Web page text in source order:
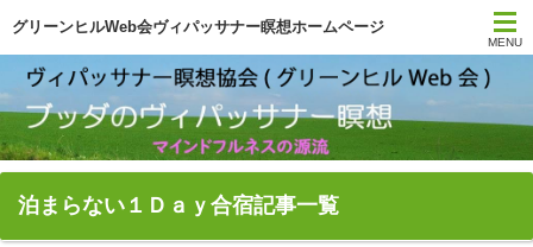
グリーンヒルWeb会ヴィパッサナー瞑想ホームページ
MENU
トップページ
スケジュール
今日の一言
泊まらない１Ｄａｙ合宿記事一覧